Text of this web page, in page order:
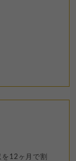
12ヶ月で割